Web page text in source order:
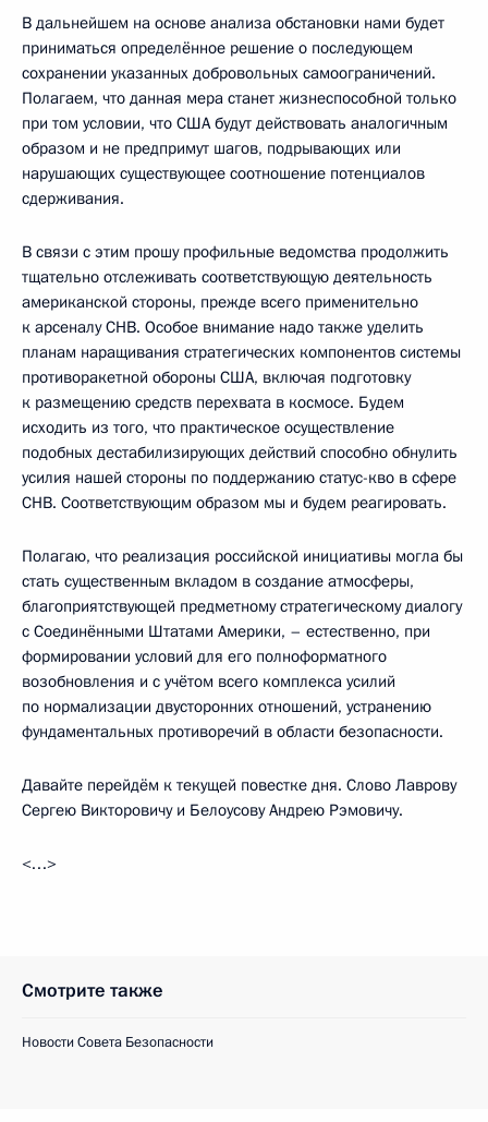
В дальнейшем на основе анализа обстановки нами будет
приниматься определённое решение о последующем
сохранении указанных добровольных самоограничений.
Полагаем, что данная мера станет жизнеспособной только
при том условии, что США будут действовать аналогичным
образом и не предпримут шагов, подрывающих или
нарушающих существующее соотношение потенциалов
сдерживания.
В связи с этим прошу профильные ведомства продолжить
тщательно отслеживать соответствующую деятельность
американской стороны, прежде всего применительно
к арсеналу СНВ. Особое внимание надо также уделить
планам наращивания стратегических компонентов системы
противоракетной обороны США, включая подготовку
к размещению средств перехвата в космосе. Будем
исходить из того, что практическое осуществление
подобных дестабилизирующих действий способно обнулить
усилия нашей стороны по поддержанию статус-кво в сфере
СНВ. Соответствующим образом мы и будем реагировать.
Полагаю, что реализация российской инициативы могла бы
стать существенным вкладом в создание атмосферы,
благоприятствующей предметному стратегическому диалогу
с Соединёнными Штатами Америки, – естественно, при
формировании условий для его полноформатного
возобновления и с учётом всего комплекса усилий
по нормализации двусторонних отношений, устранению
фундаментальных противоречий в области безопасности.
Давайте перейдём к текущей повестке дня. Слово Лаврову
Сергею Викторовичу и Белоусову Андрею Рэмовичу.
<…>
Смотрите также
Новости Совета Безопасности